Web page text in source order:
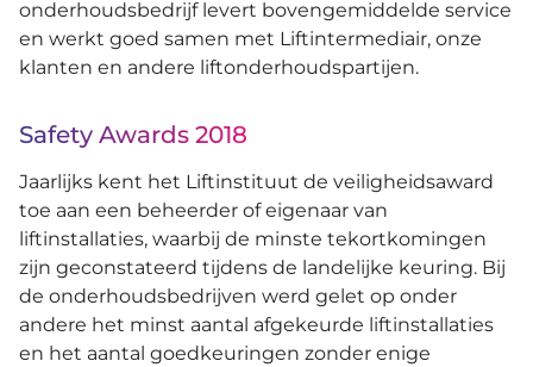
onderhoudsbedrijf levert bovengemiddelde service
en werkt goed samen met Liftintermediair, onze
klanten en andere liftonderhoudspartijen.
Safety Awards 2018
Jaarlijks kent het Liftinstituut de veiligheidsaward
toe aan een beheerder of eigenaar van
liftinstallaties, waarbij de minste tekortkomingen
zijn geconstateerd tijdens de landelijke keuring. Bij
de onderhoudsbedrijven werd gelet op onder
andere het minst aantal afgekeurde liftinstallaties
en het aantal goedkeuringen zonder enige